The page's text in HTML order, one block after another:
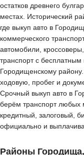
остатков древнего
местах. Исторический
где выкуп авто в
коммерческого
автомобили,
транспорт с
Городищенскому району.
ходовую, пробег и
Срочный выкуп авто в
берём транспорт любых
кредитный, залоговый,
официально и
Районы